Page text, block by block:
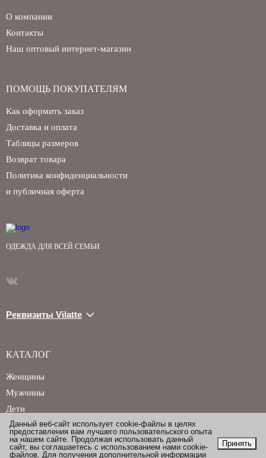
ОДЕЖДА ДЛЯ ВСЕЙ СЕМЬИ
Реквизиты Vilatte
О компании
Контакты
Наш оптовый интернет-магазин
ПОМОЩЬ ПОКУПАТЕЛЯМ
Как оформить заказ
Доставка и оплата
Таблицы размеров
Возврат товара
Политика конфиденциальности
и публичная оферта
КАТАЛОГ
Женщины
Мужчины
Дети
Данный веб-сайт использует cookie-файлы в целях
предоставления вам лучшего пользовательского опыта
на нашем сайте. Продолжая использовать данный
сайт, вы соглашаетесь с использованием нами cookie-
файлов. Для получения дополнительной информации
Принять